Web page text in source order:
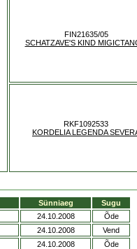
FIN21635/05
SCHATZAVE'S KIND
RKF1092533
KORDELIA LEGENDA
Sünniaeg
Sugu
24.10.2008
Õde
24.10.2008
Vend
24.10.2008
Õde